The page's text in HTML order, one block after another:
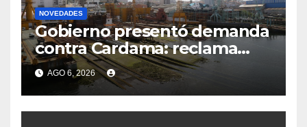
NOVEDADES
Gobierno presentó demanda
contra Cardama: reclama
cifras millonarias por
perjuicios al Estado y detalla
“dolo”, “mala fe” y una
“fachada” fraudulenta para
AGO 6, 2026